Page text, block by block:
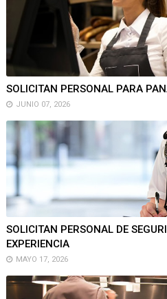
SOLICITAN PERSONAL PARA
JUNIO 07, 2026
SOLICITAN PERSONAL DE
EXPERIENCIA
MAYO 17, 2026